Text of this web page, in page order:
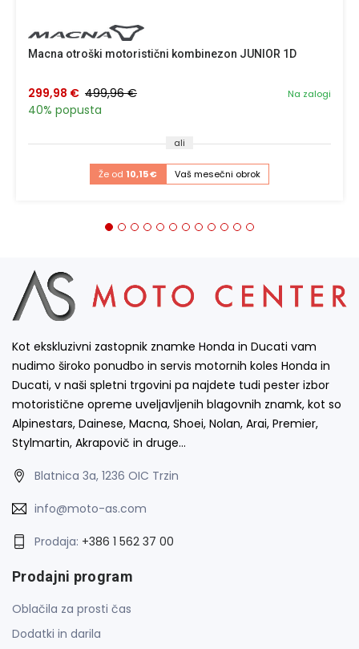
Macna otroški motoristični kombinezon JUNIOR 1D
Na zalogi
299,98 € 499,96 €
40% popusta
ali
Že od 10,15 € Vaš mesečni obrok
Kot ekskluzivni zastopnik znamke Honda in Ducati vam
nudimo široko ponudbo in servis motornih koles Honda in
Ducati, v naši spletni trgovini pa najdete tudi pester izbor
motoristične opreme uveljavljenih blagovnih znamk, kot so
Alpinestars, Dainese, Macna, Shoei, Nolan, Arai, Premier,
Stylmartin, Akrapovič in druge…
Blatnica 3a, 1236 OIC Trzin
info@moto-as.com
Prodaja: +386 1 562 37 00
Prodajni program
Oblačila za prosti čas
Dodatki in darila